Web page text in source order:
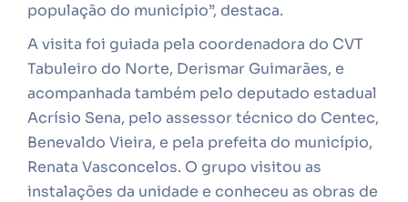
população do município”, destaca.
A visita foi guiada pela coordenadora do CVT
Tabuleiro do Norte, Derismar Guimarães, e
acompanhada também pelo deputado estadual
Acrísio Sena, pelo assessor técnico do Centec,
Benevaldo Vieira, e pela prefeita do município,
Renata Vasconcelos. O grupo visitou as
instalações da unidade e conheceu as obras de